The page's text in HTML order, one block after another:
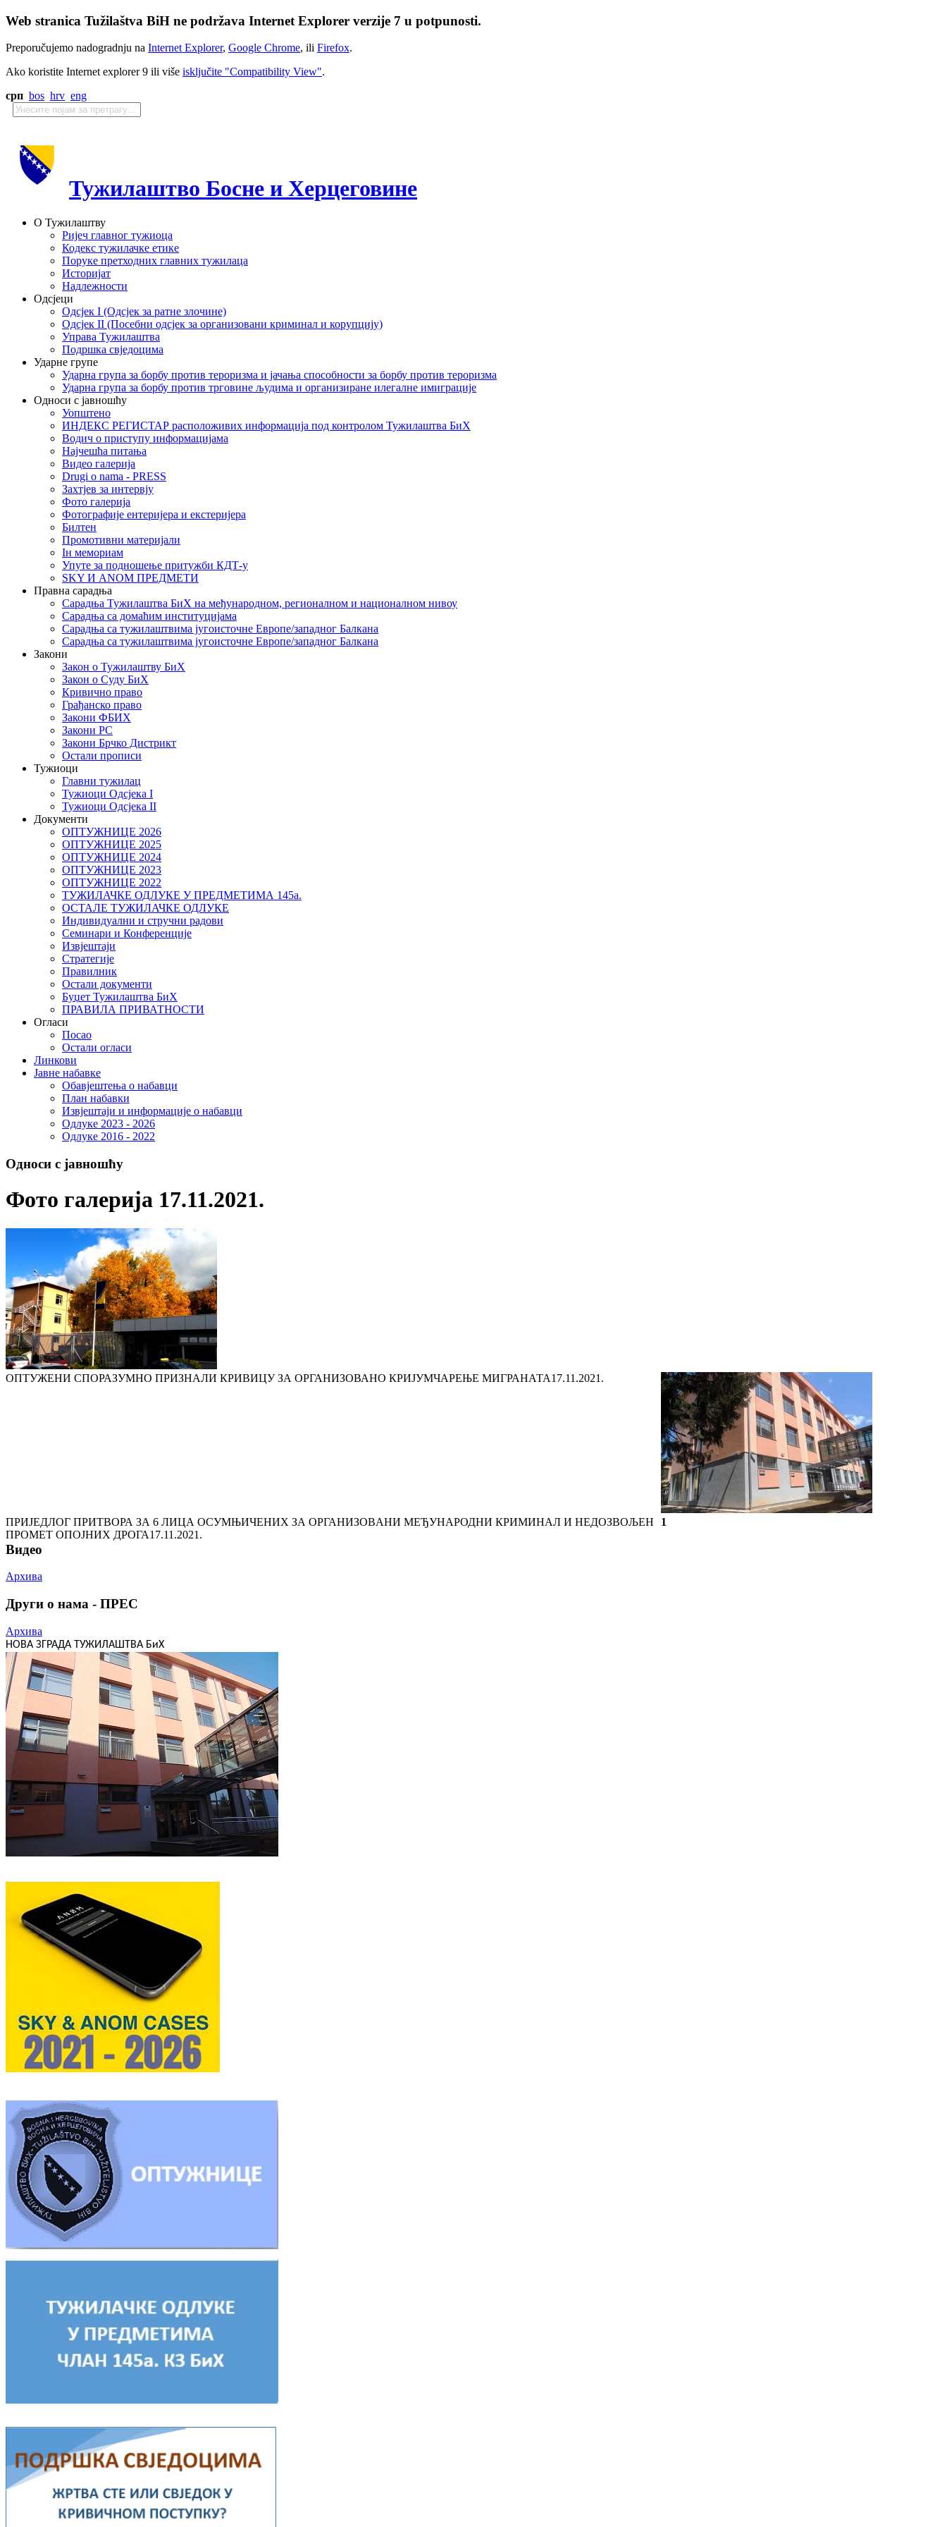
Web stranica Tužilaštva BiH ne podržava Internet Explorer verzije 7 u potpunosti.
Preporučujemo nadogradnju na Internet Explorer, Google Chrome, ili Firefox.
Ako koristite Internet explorer 9 ili više isključite "Compatibility View".
срп bos hrv eng
Тужилаштво Босне и Херцеговине
О Тужилаштву
Ријеч главног тужиоца
Кодекс тужилачке етике
Поруке претходних главних тужилаца
Историјат
Надлежности
Одсјеци
Одсјек I (Одсјек за ратне злочине)
Одсјек II (Посебни одсјек за организовани криминал и корупцију)
Управа Тужилаштва
Подршка свједоцима
Ударне групе
Ударна група за борбу против тероризма и јачања способности за борбу против тероризма
Ударна група за борбу против трговине људима и организиране илегалне имиграције
Односи с јавношћу
Уопштено
ИНДЕКС РЕГИСТАР расположивих информација под контролом Тужилаштва БиХ
Водич о приступу информацијама
Најчешћа питања
Видео галерија
Drugi o nama - PRESS
Захтјев за интервју
Фото галерија
Фотографије ентеријера и екстеријера
Билтен
Промотивни материјали
Iн мемориам
Упуте за подношење притужби КДТ-у
SKY И ANOM ПРЕДМЕТИ
Правна сарадња
Сарадња Тужилаштва БиХ на међународном, регионалном и националном нивоу
Сарадња са домаћим институцијама
Сарадња са тужилаштвима југоисточне Европе/западног Балкана
Сарадња са тужилаштвима југоисточне Европе/западног Балкана
Закони
Закон о Тужилаштву БиХ
Закон о Суду БиХ
Кривично право
Грађанско право
Закони ФБИХ
Закони РС
Закони Брчко Дистрикт
Остали прописи
Тужиоци
Главни тужилац
Тужиоци Oдсјекa I
Тужиоци Oдсјекa II
Документи
ОПТУЖНИЦЕ 2026
ОПТУЖНИЦЕ 2025
ОПТУЖНИЦЕ 2024
ОПТУЖНИЦЕ 2023
ОПТУЖНИЦЕ 2022
ТУЖИЛАЧКЕ ОДЛУКЕ У ПРЕДМЕТИМА 145а.
ОСТАЛЕ ТУЖИЛАЧКЕ ОДЛУКЕ
Индивидуални и стручни радови
Семинари и Конференције
Извјештаји
Стратегије
Правилник
Остали документи
Буџет Тужилаштва БиХ
ПРАВИЛА ПРИВАТНОСТИ
Огласи
Посао
Остали огласи
Линкови
Јавне набавке
Обавјештења о набавци
План набавки
Извјештаји и информације о набавци
Одлуке 2023 - 2026
Одлуке 2016 - 2022
Односи с јавношћу
Фото галерија 17.11.2021.
ОПТУЖЕНИ СПОРАЗУМНО ПРИЗНАЛИ КРИВИЦУ ЗА ОРГАНИЗОВАНО КРИЈУМЧАРЕЊЕ МИГРАНАТА17.11.2021.
ПРИЈЕДЛОГ ПРИТВОРА ЗА 6 ЛИЦА ОСУМЊИЧЕНИХ ЗА ОРГАНИЗOBАНИ МЕЂУНАРОДНИ КРИМИНАЛ И НЕДОЗВОЉЕН
ПРОМЕТ ОПОЈНИХ ДРОГА17.11.2021.
1
Видео
Архива
Други о нама - ПРЕС
Архива
НОВА ЗГРАДА ТУЖИЛАШТВА БиХ